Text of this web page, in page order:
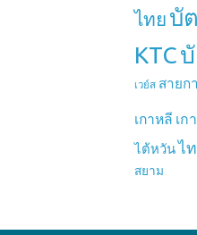
ไทย บั
KTC
เวย์ส สายก
เกาหลี เก
ไต้หวันไ
สยาม